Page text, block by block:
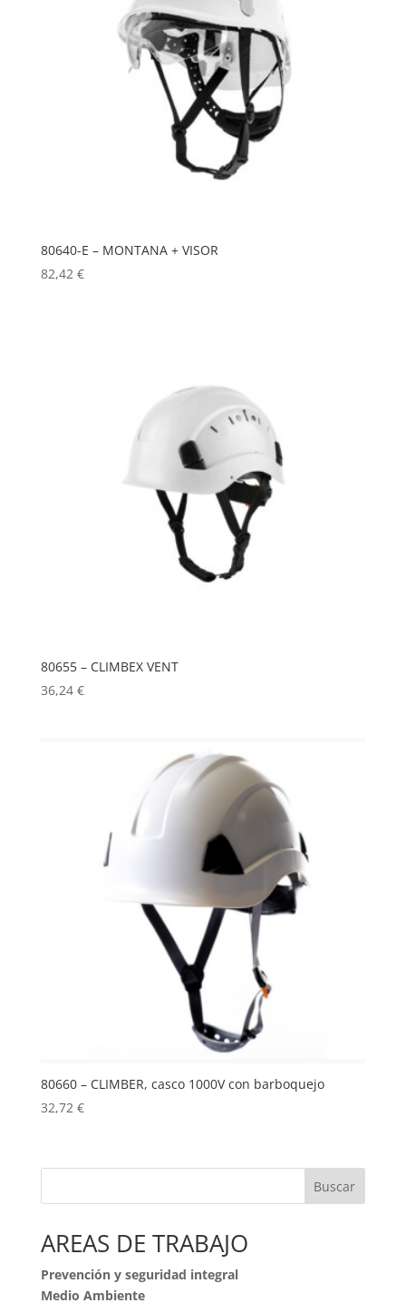
80640-E – MONTANA + VISOR
82,42 €
80655 – CLIMBEX VENT
36,24 €
80660 – CLIMBER, casco 1000V con barboquejo
32,72 €
Buscar
AREAS DE TRABAJO
Prevención y seguridad integral
Medio Ambiente